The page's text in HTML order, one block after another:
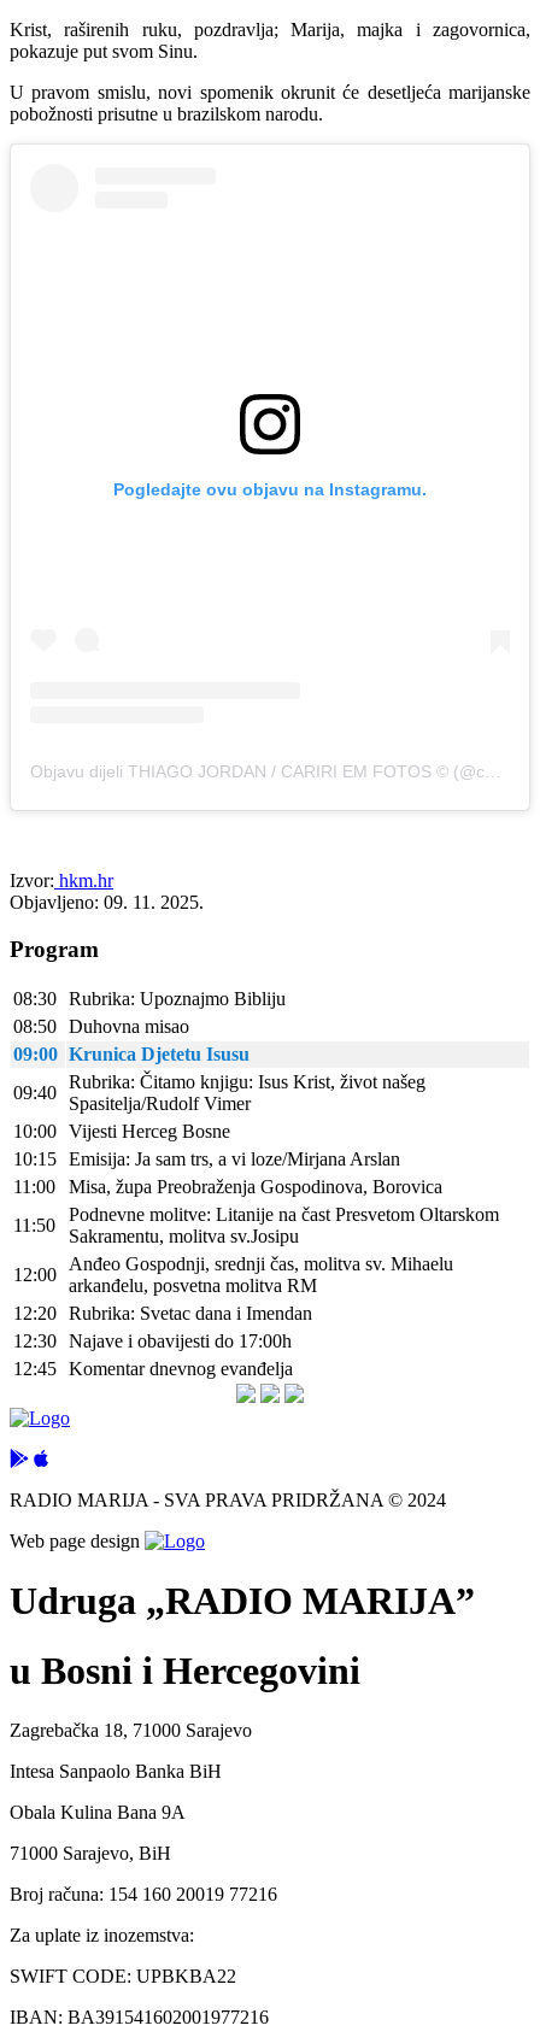
Krist, raširenih ruku, pozdravlja; Marija, majka i zagovornica,
pokazuje put svom Sinu.
U pravom smislu, novi spomenik okrunit će desetljeća marijanske
pobožnosti prisutne u brazilskom narodu.
Pogledajte ovu objavu na Instagramu.
Izvor: hkm.hr
Objavljeno: 09. 11. 2025.
Program
08:30 Rubrika: Upoznajmo Bibliju
08:50 Duhovna misao
09:00 Krunica Djetetu Isusu
09:40
Rubrika: Čitamo knjigu: Isus Krist, život našeg
Spasitelja/Rudolf Vimer
10:00 Vijesti Herceg Bosne
10:15 Emisija: Ja sam trs, a vi loze/Mirjana Arslan
11:00
Misa, župa Preobraženja Gospodinova, Borovica
11:50
Podnevne molitve: Litanije na čast Presvetom Oltarskom
Sakramentu, molitva sv.Josipu
12:00
Anđeo Gospodnji, srednji čas, molitva sv. Mihaelu
arkanđelu, posvetna molitva RM
12:20 Rubrika: Svetac dana i Imendan
12:30 Najave i obavijesti do 17:00h
12:45 Komentar dnevnog evanđelja
RADIO MARIJA - SVA PRAVA PRIDRŽANA © 2024
Web page design
Udruga „RADIO MARIJA”
u Bosni i Hercegovini
Zagrebačka 18, 71000 Sarajevo
Intesa Sanpaolo Banka BiH
Obala Kulina Bana 9A
71000 Sarajevo, BiH
Broj računa: 154 160 20019 77216
Za uplate iz inozemstva:
SWIFT CODE: UPBKBA22
IBAN: BA391541602001977216